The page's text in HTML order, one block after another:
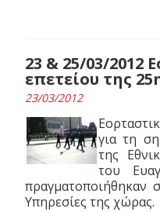
23 & 25/03/2012
επετείου της
23/03/2012
για τη
της
του
πραγματοποιήθηκαν
Υπηρεσίες της χώρας.